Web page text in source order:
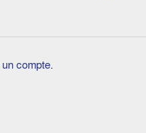
compte.